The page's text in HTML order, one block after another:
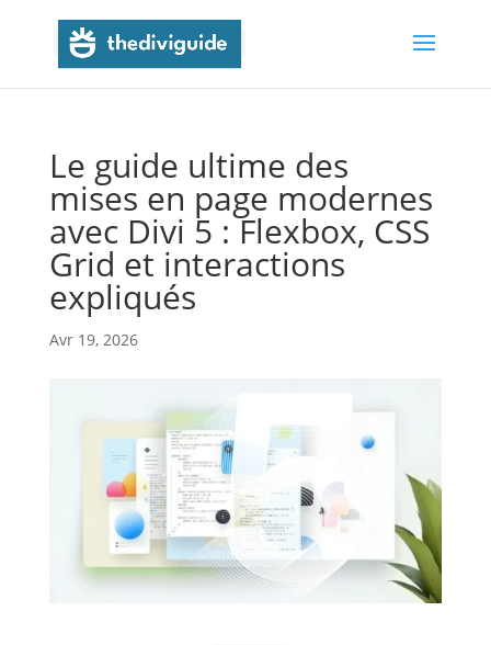
Le guide ultime des
mises en page modernes
avec Divi 5 : Flexbox, CSS
Grid et interactions
expliqués
Avr 19, 2026